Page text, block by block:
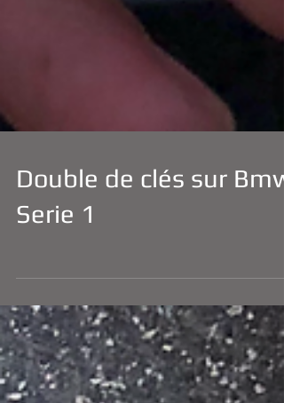
Serie 1